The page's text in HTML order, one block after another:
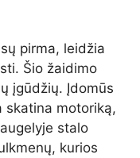
pirma, leidžia
Šio žaidimo
įgūdžių. Įdomūs
skatina motoriką,
stalo
kurios